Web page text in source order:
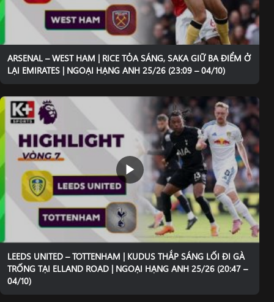
ARSENAL – WEST HAM | RICE TỎA SÁNG, SAKA GIỮ BA ĐIỂM Ở
LẠI EMIRATES | NGOẠI HẠNG ANH 25/26 (23:09 – 04/10)
LEEDS UNITED – TOTTENHAM | KUDUS THẮP SÁNG LỐI ĐI GÀ
TRỐNG TẠI ELLAND ROAD | NGOẠI HẠNG ANH 25/26 (20:47 –
04/10)